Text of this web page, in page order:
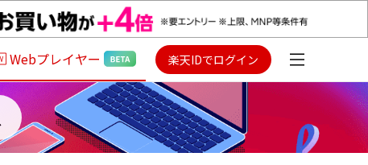
Webプレイヤー 楽天IDでログイン